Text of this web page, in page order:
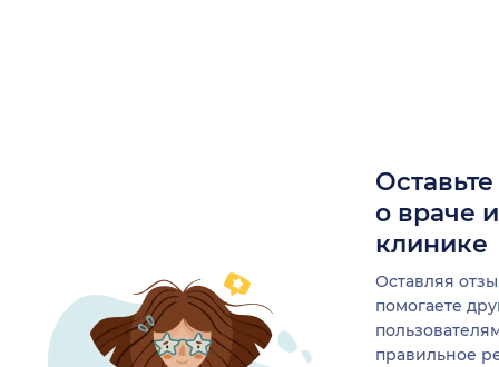
о враче
клинике
Оставляя
помогаете
правильное